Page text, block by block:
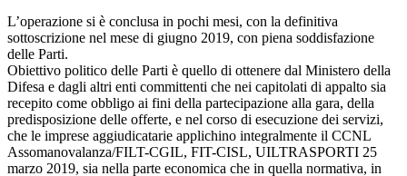
L’operazione si è conclusa in pochi mesi, con la definitiva
sottoscrizione nel mese di giugno 2019, con piena soddisfazione
delle Parti.
Obiettivo politico delle Parti è quello di ottenere dal Ministero della
Difesa e dagli altri enti committenti che nei capitolati di appalto sia
recepito come obbligo ai fini della partecipazione alla gara, della
predisposizione delle offerte, e nel corso di esecuzione dei servizi,
che le imprese aggiudicatarie applichino integralmente il CCNL
Assomanovalanza/FILT-CGIL, FIT-CISL, UILTRASPORTI 25
marzo 2019, sia nella parte economica che in quella normativa, in